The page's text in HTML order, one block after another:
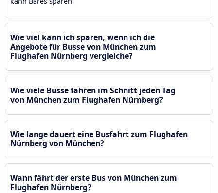
Wie viel kann ich sparen, wenn ich die
Angebote für Busse von München zum
Flughafen Nürnberg vergleiche?
Wie viele Busse fahren im Schnitt jeden Tag
von München zum Flughafen Nürnberg?
Wie lange dauert eine Busfahrt zum Flughafen
Nürnberg von München?
Wann fährt der erste Bus von München zum
Flughafen Nürnberg?